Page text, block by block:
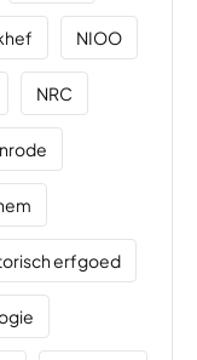
NIOO
NRC
erfgoed